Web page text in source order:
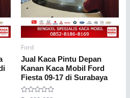
Ford
Jual Kaca Pintu Depan
Kanan Kaca Mobil Ford
Fiesta 09-17 di Surabaya